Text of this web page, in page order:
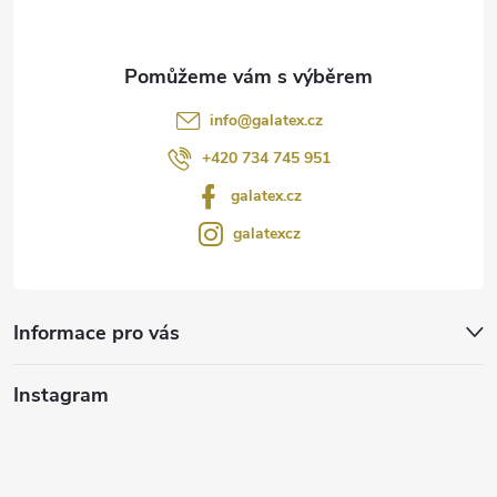
info@galatex.cz
+420 734 745 951
galatex.cz
galatexcz
Informace pro vás
Instagram